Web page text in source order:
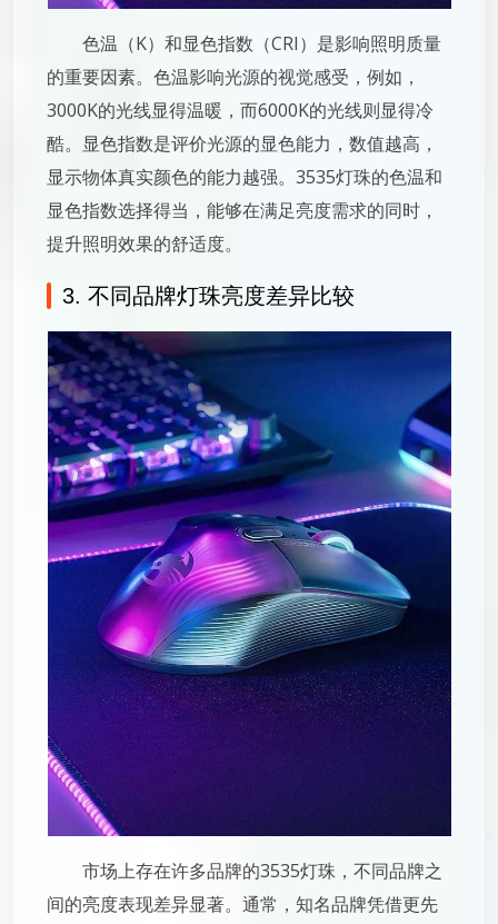
色温（K）和显色指数（CRI）是影响照明质量
的重要因素。色温影响光源的视觉感受，例如，
3000K的光线显得温暖，而6000K的光线则显得冷
酷。显色指数是评价光源的显色能力，数值越高，
显示物体真实颜色的能力越强。3535灯珠的色温和
显色指数选择得当，能够在满足亮度需求的同时，
提升照明效果的舒适度。
3. 不同品牌灯珠亮度差异比较
市场上存在许多品牌的3535灯珠，不同品牌之
间的亮度表现差异显著。通常，知名品牌凭借更先